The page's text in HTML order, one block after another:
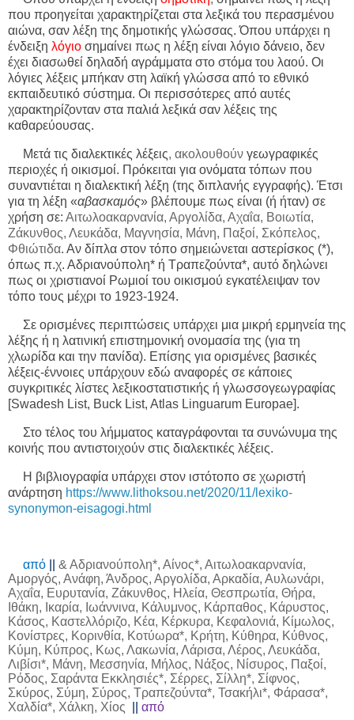
που προηγείται χαρακτηρίζεται στα λεξικά του περασμένου
αιώνα, σαν λέξη της δημοτικής γλώσσας. Όπου υπάρχει η
ένδειξη λόγιο σημαίνει πως η λέξη είναι λόγιο δάνειο, δεν
έχει διασωθεί δηλαδή αγράμματα στο στόμα του λαού. Οι
λόγιες λέξεις μπήκαν στη λαϊκή γλώσσα από το εθνικό
εκπαιδευτικό σύστημα. Οι περισσότερες από αυτές
χαρακτηρίζονταν στα παλιά λεξικά σαν λέξεις της
καθαρεύουσας.
Μετά τις διαλεκτικές λέξεις, ακολουθούνγεωγραφικές
περιοχές ή οικισμοί. Πρόκειται για ονόματα τόπων που
συναντιέται η διαλεκτική λέξη (της διπλανής εγγραφής). Έτσι
για τη λέξη «αβασκαμός» βλέπουμε πως είναι (ή ήταν) σε
χρήση σε: Αιτωλοακαρνανία, Αργολίδα, Αχαΐα, Βοιωτία,
Ζάκυνθος, Λευκάδα, Μαγνησία, Μάνη, Παξοί, Σκόπελος,
Φθιώτιδα. Αν δίπλα στον τόπο σημειώνεται αστερίσκος (*),
όπως π.χ. Αδριανούπολη* ή Τραπεζούντα*, αυτό δηλώνει
πως οι χριστιανοί Ρωμιοί του οικισμού εγκατέλειψαν τον
τόπο τους μέχρι το 1923-1924.
Σε ορισμένες περιπτώσεις υπάρχει μια μικρή ερμηνεία της
λέξης ή η λατινική επιστημονική ονομασία της (για τη
χλωρίδα και την πανίδα). Επίσης για ορισμένες βασικές
λέξεις-έννοιες υπάρχουν εδώ αναφορές σε κάποιες
συγκριτικές λίστες λεξικοστατιστικής ή γλωσσογεωγραφίας
[Swadesh List, Buck List, Atlas Linguarum Europae].
Στο τέλος του λήμματος καταγράφονται τα συνώνυμα της
κοινής που αντιστοιχούν στις διαλεκτικές λέξεις.
Η βιβλιογραφία υπάρχει στον ιστότοπο σε χωριστή
ανάρτηση https://www.lithoksou.net/2020/11/lexiko-
synonymon-eisagogi.html
από|| & Αδριανούπολη*, Αίνος*, Αιτωλοακαρνανία,
Αμοργός, Ανάφη, Άνδρος, Αργολίδα, Αρκαδία, Αυλωνάρι,
Αχαΐα, Ευρυτανία, Ζάκυνθος, Ηλεία, Θεσπρωτία, Θήρα,
Ιθάκη, Ικαρία, Ιωάννινα, Κάλυμνος, Κάρπαθος, Κάρυστος,
Κάσος, Καστελλόριζο, Κέα, Κέρκυρα, Κεφαλονιά, Κίμωλος,
Κονίστρες, Κορινθία, Κοτύωρα*, Κρήτη, Κύθηρα, Κύθνος,
Κύμη, Κύπρος, Κως, Λακωνία, Λάρισα, Λέρος, Λευκάδα,
Λιβίσι*, Μάνη, Μεσσηνία, Μήλος, Νάξος, Νίσυρος, Παξοί,
Ρόδος, Σαράντα Εκκλησιές*, Σέρρες, Σίλλη*, Σίφνος,
Σκύρος, Σύμη, Σύρος, Τραπεζούντα*, Τσακήλι*, Φάρασα*,
Χαλδία*, Χάλκη, Χίος
από